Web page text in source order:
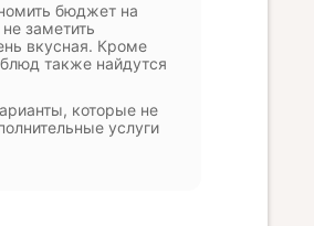
бюджет на
заметить
вкусная. Кроме
также найдутся
которые не
услуги